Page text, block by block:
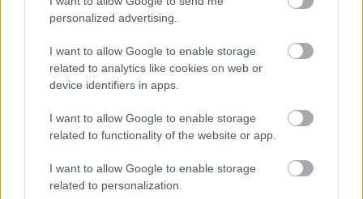
personalized advertising.
I want to allow Google to enable storage
related to analytics like cookies on web or
device identifiers in apps.
I want to allow Google to enable storage
related to functionality of the website or app.
I want to allow Google to enable storage
related to personalization.
tervezve" besorolás.